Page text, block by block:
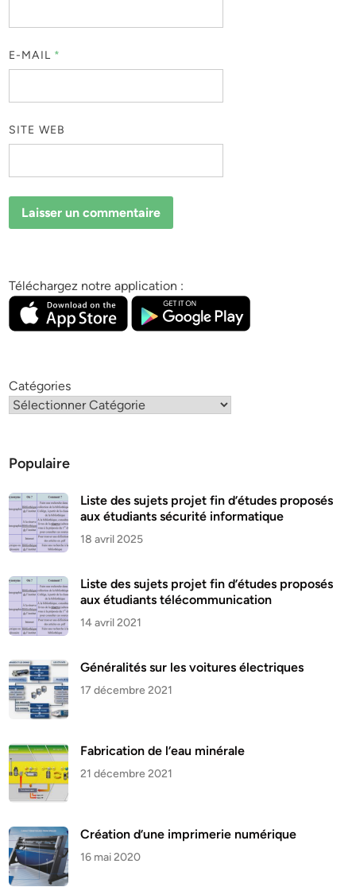
E-MAIL *
SITE WEB
Téléchargez notre application :
Catégories
Populaire
Liste des sujets projet fin d’études proposés
aux étudiants sécurité informatique
18 avril 2025
Liste des sujets projet fin d’études proposés
aux étudiants télécommunication
14 avril 2021
Généralités sur les voitures électriques
17 décembre 2021
Fabrication de l’eau minérale
21 décembre 2021
Création d’une imprimerie numérique
16 mai 2020